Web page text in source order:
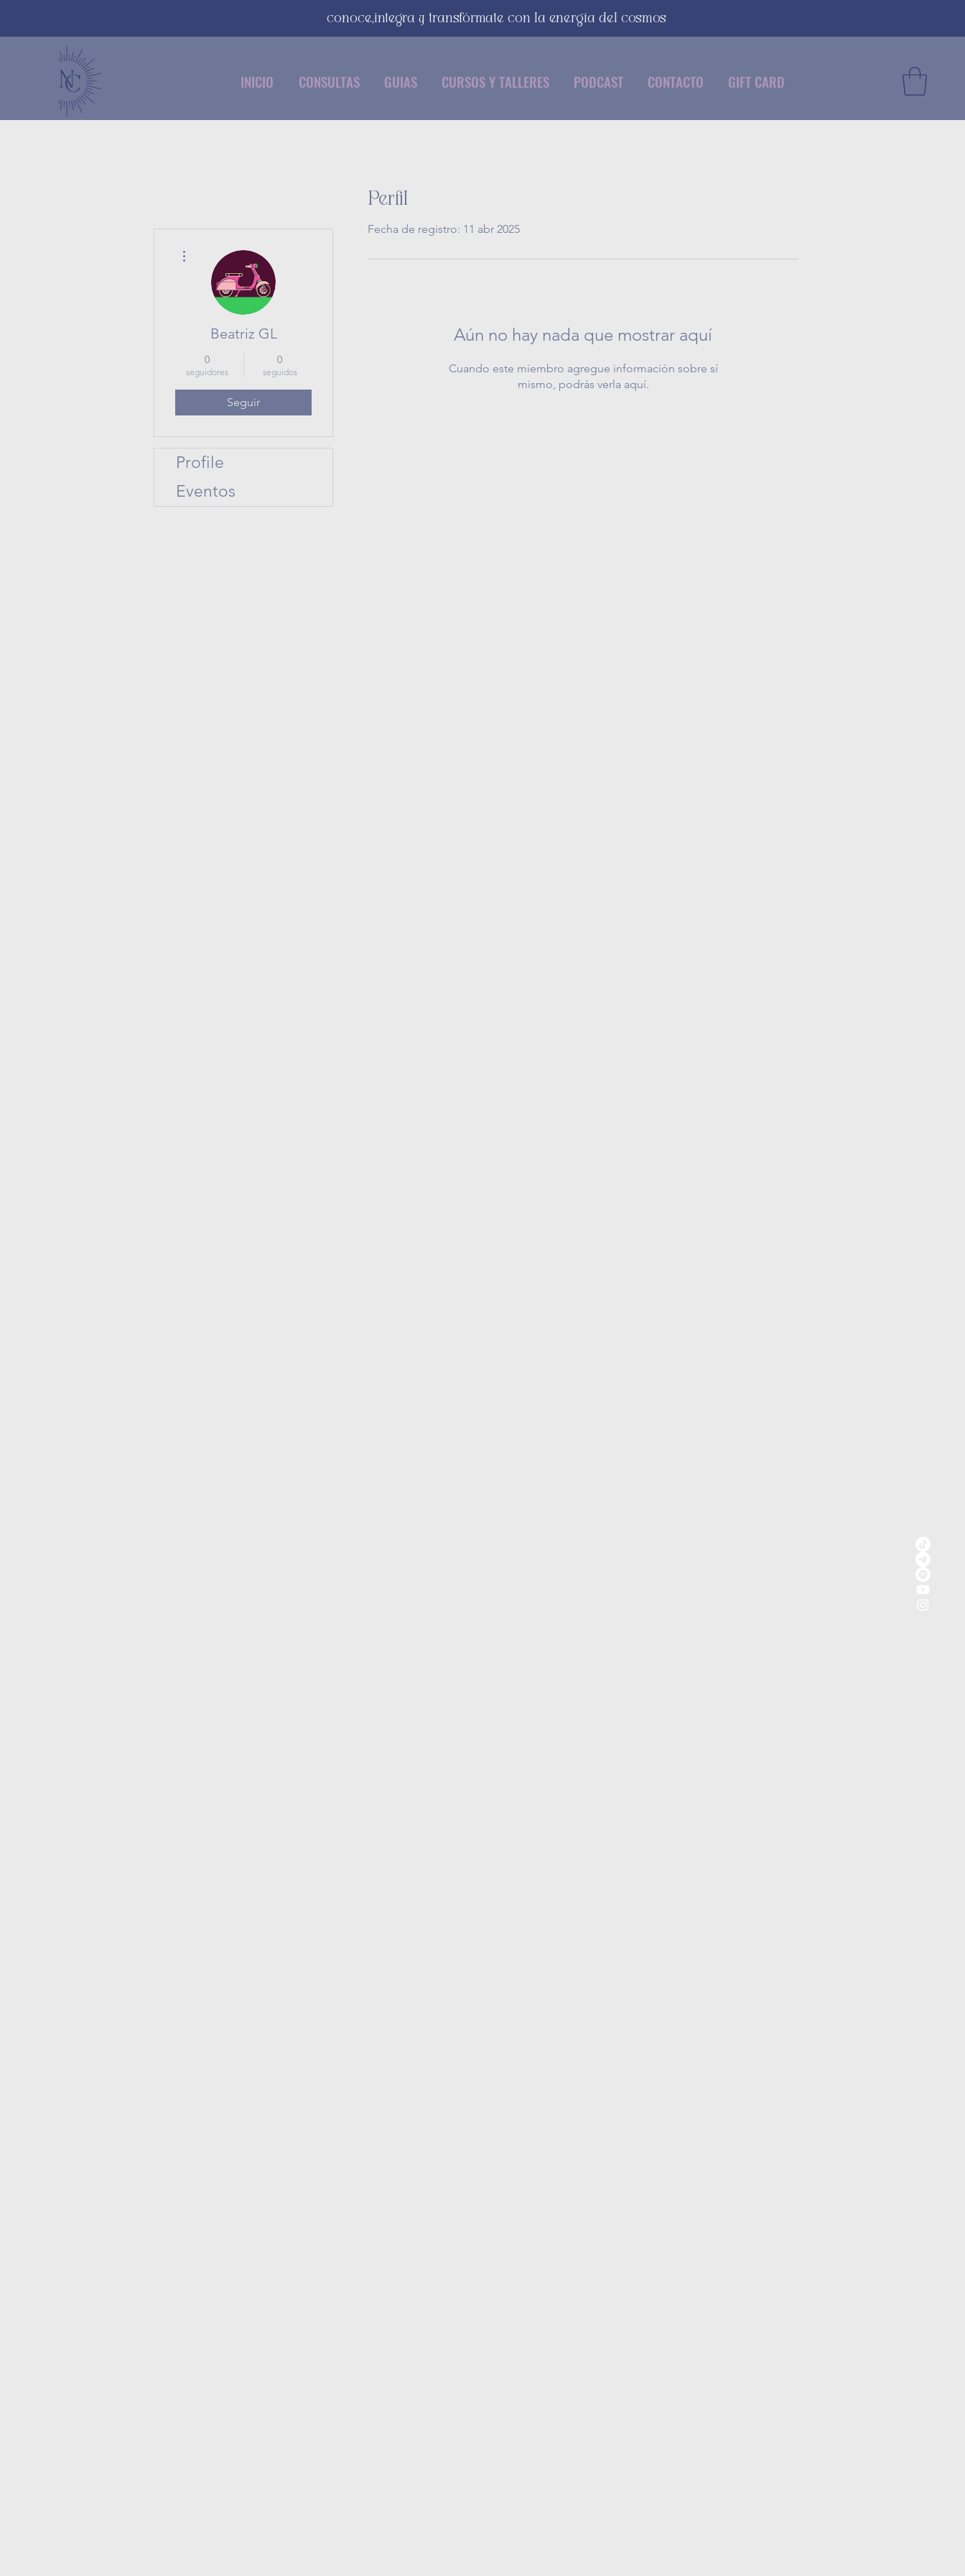
conoce,integra y transfórmate con la energía del cosmos
INICIO CONSULTAS GUIAS CURSOS Y TALLERES PODCAST CONTACTO GIFT CARD
Perfil
Fecha de registro: 11 abr 2025
Aún no hay nada que mostrar aquí
Cuando este miembro agregue información sobre sí
mismo, podrás verla aquí.
Beatriz GL
0
seguidores
0
seguidos
Seguir
Profile
Eventos